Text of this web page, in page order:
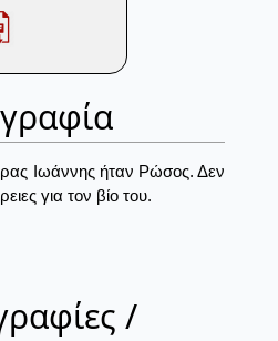
Ιωάννης ήταν Ρώσος. Δεν
για τον βίο του.
/